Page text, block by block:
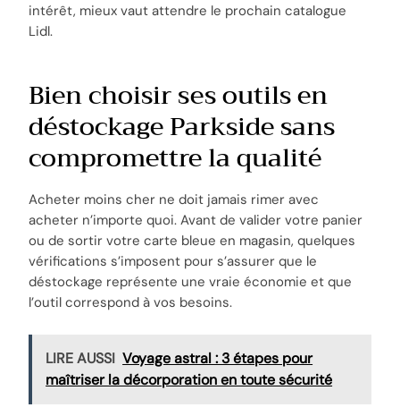
intérêt, mieux vaut attendre le prochain catalogue
Lidl.
Bien choisir ses outils en
déstockage Parkside sans
compromettre la qualité
Acheter moins cher ne doit jamais rimer avec
acheter n’importe quoi. Avant de valider votre panier
ou de sortir votre carte bleue en magasin, quelques
vérifications s’imposent pour s’assurer que le
déstockage représente une vraie économie et que
l’outil correspond à vos besoins.
LIRE AUSSI Voyage astral : 3 étapes pour
maîtriser la décorporation en toute sécurité